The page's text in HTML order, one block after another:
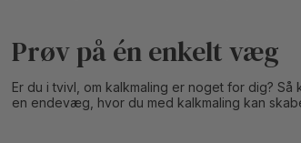
Prøv på én enkelt væg
Er du i tvivl, om kalkmaling er noget for dig?
en endevæg, hvor du med kalkmaling kan